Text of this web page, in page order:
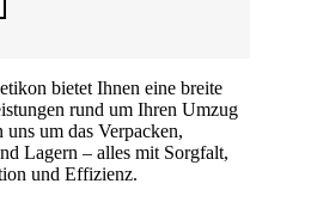
bietet Ihnen eine breite
rund um Ihren Umzug
um das Verpacken,
Lagern – alles mit Sorgfalt,
und Effizienz.